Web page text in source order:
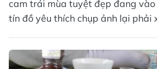
cam trái mùa tuyệt đẹp đang vào
tín đồ yêu thích chụp ảnh lại phải